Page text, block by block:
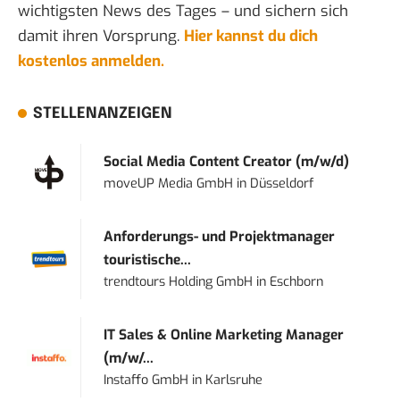
wichtigsten News des Tages – und sichern sich
damit ihren Vorsprung. Hier kannst du dich
kostenlos anmelden.
STELLENANZEIGEN
Social Media Content Creator (m/w/d)
moveUP Media GmbH in Düsseldorf
Anforderungs- und Projektmanager
touristische...
trendtours Holding GmbH in Eschborn
IT Sales & Online Marketing Manager
(m/w/...
Instaffo GmbH in Karlsruhe